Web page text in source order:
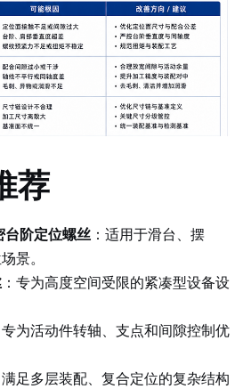
荐
阶定位螺丝 ：适用于滑台、摆
景。
：专为高度空间受限的紧凑型设备设
专为活动件转轴、支点和间隙控制优
满足多层装配、复合定位的复杂结构